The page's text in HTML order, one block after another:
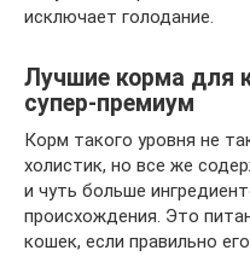
исключает голодание.
Лучшие корма для
супер-премиум
Корм такого уровня не
холистик, но все же
и чуть больше
происхождения. Это
кошек, если правильно